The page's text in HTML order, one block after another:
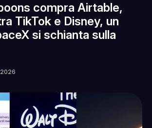
compra Airtable,
TikTok e Disney, un
si schianta sulla